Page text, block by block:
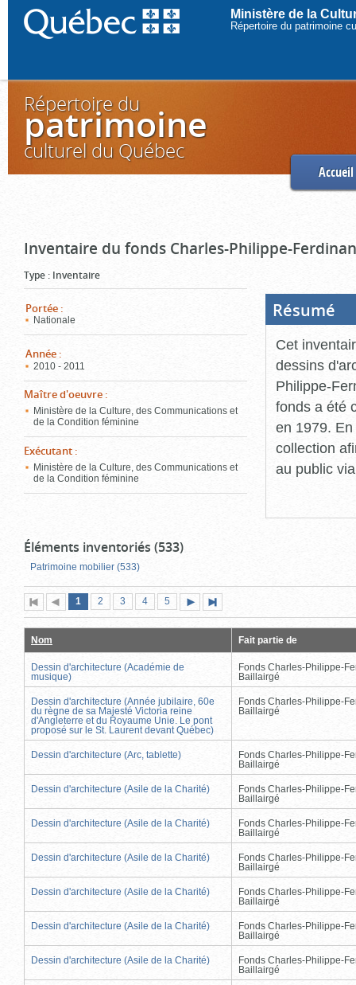
Ministère de la
Répertoire du patrimoine
Répertoire du
patrimoine
culturel du Québec
Accueil
Inventaire du fonds Charles-Philippe-
Type : Inventaire
Portée :
Nationale
Année :
2010 - 2011
Maître d'oeuvre :
Ministère de la Culture, des Communications et
de la Condition féminine
Exécutant :
Ministère de la Culture, des Communications et
de la Condition féminine
Résumé
Cet
dessins
Philippe-
fonds a été
en 1979.
collection
au public
Éléments inventoriés (533)
Patrimoine mobilier (533)
Première
page
Page
précédente
Page
1 (page
actuelle)
Page
2 Page
3 Page
4 Page
5
suivante
page
Nom Fait partie de
Dessin d'architecture (Académie de
musique)
Fonds Charles-Philippe-
Baillairgé
Dessin d'architecture (Année jubilaire, 60e
du règne de sa Majesté Victoria reine
d'Angleterre et du Royaume Unie. Le pont
proposé sur le St. Laurent devant Québec)
Fonds Charles-Philippe-
Baillairgé
Dessin d'architecture (Arc, tablette)
Fonds Charles-Philippe-
Baillairgé
Dessin d'architecture (Asile de la Charité)
Fonds Charles-Philippe-
Baillairgé
Dessin d'architecture (Asile de la Charité)
Fonds Charles-Philippe-
Baillairgé
Dessin d'architecture (Asile de la Charité)
Fonds Charles-Philippe-
Baillairgé
Dessin d'architecture (Asile de la Charité)
Fonds Charles-Philippe-
Baillairgé
Dessin d'architecture (Asile de la Charité)
Fonds Charles-Philippe-
Baillairgé
Dessin d'architecture (Asile de la Charité)
Fonds Charles-Philippe-
Baillairgé